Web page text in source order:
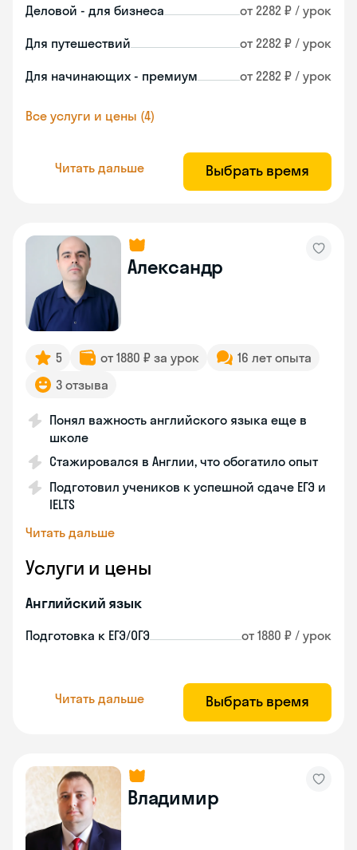
Деловой - для бизнеса от 2282 ₽ / урок
Для путешествий от 2282 ₽ / урок
Для начинающих - премиум от 2282 ₽ / урок
Все услуги и цены (4)
Читать дальше Выбрать время
Александр
5 от 1880 ₽ за урок
16 лет опыта
3 отзыва
Понял важность английского языка еще в
школе
Стажировался в Англии, что обогатило опыт
Подготовил учеников к успешной сдаче ЕГЭ и
IELTS
Читать дальше
Услуги и цены
Английский язык
Подготовка к ЕГЭ/ОГЭ от 1880 ₽ / урок
Читать дальше Выбрать время
Владимир